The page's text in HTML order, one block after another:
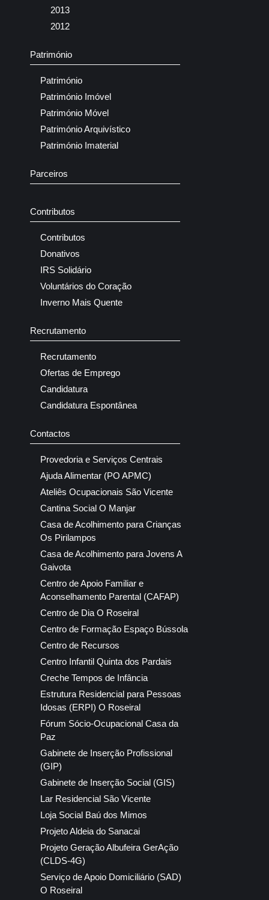
2013
2012
Património
Património
Património Imóvel
Património Móvel
Património Arquivístico
Património Imaterial
Parceiros
Contributos
Contributos
Donativos
IRS Solidário
Voluntários do Coração
Inverno Mais Quente
Recrutamento
Recrutamento
Ofertas de Emprego
Candidatura
Candidatura Espontânea
Contactos
Provedoria e Serviços Centrais
Ajuda Alimentar (PO APMC)
Ateliês Ocupacionais São Vicente
Cantina Social O Manjar
Casa de Acolhimento para Crianças
Os Pirilampos
Casa de Acolhimento para Jovens A
Gaivota
Centro de Apoio Familiar e
Aconselhamento Parental (CAFAP)
Centro de Dia O Roseiral
Centro de Formação Espaço Bússola
Centro de Recursos
Centro Infantil Quinta dos Pardais
Creche Tempos de Infância
Estrutura Residencial para Pessoas
Idosas (ERPI) O Roseiral
Fórum Sócio-Ocupacional Casa da
Paz
Gabinete de Inserção Profissional
(GIP)
Gabinete de Inserção Social (GIS)
Lar Residencial São Vicente
Loja Social Baú dos Mimos
Projeto Aldeia do Sanacai
Projeto Geração Albufeira GerAção
(CLDS-4G)
Serviço de Apoio Domiciliário (SAD)
O Roseiral